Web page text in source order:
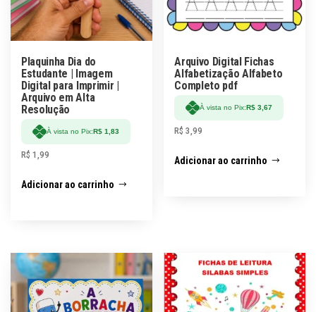
Plaquinha Dia do
Estudante | Imagem
Digital para Imprimir |
Arquivo em Alta
Resolução
À vista no Pix:R$ 1,83
R$ 1,99
Adicionar ao carrinho
Arquivo Digital Fichas
Alfabetização Alfabeto
Completo pdf
À vista no Pix:R$ 3,67
R$ 3,99
Adicionar ao carrinho